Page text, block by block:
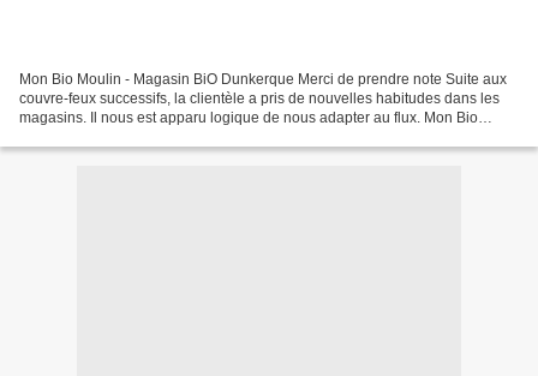
Mon Bio Moulin - Magasin BiO Dunkerque Merci de prendre note Suite aux
couvre-feux successifs, la clientèle a pris de nouvelles habitudes dans les
magasins. Il nous est apparu logique de nous adapter au flux. Mon Bio